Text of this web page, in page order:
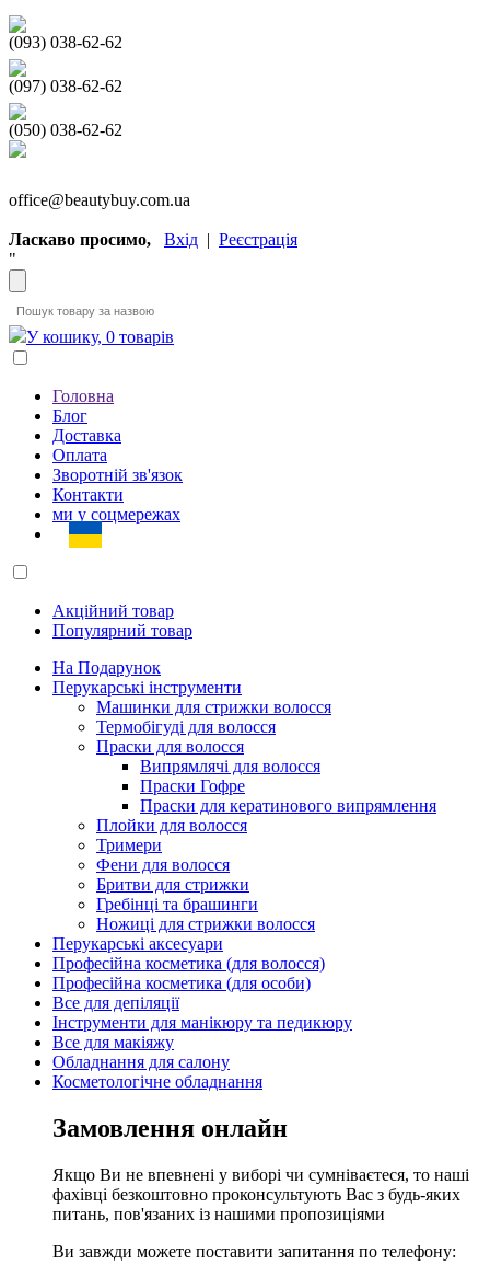
(093) 038-62-62
(097) 038-62-62
(050) 038-62-62
office@beautybuy.com.ua
Ласкаво просимо, Вхід | Реєстрація
"
У кошику, 0 товарів
Головна
Блог
Доставка
Оплата
Зворотній зв'язок
Контакти
ми у соцмережах
Акційний товар
Популярний товар
На Подарунок
Перукарські інструменти
Машинки для стрижки волосся
Термобігуді для волосся
Праски для волосся
Випрямлячі для волосся
Праски Гофре
Праски для кератинового випрямлення
Плойки для волосся
Тримери
Фени для волосся
Бритви для стрижки
Гребінці та брашинги
Ножиці для стрижки волосся
Перукарські аксесуари
Професійна косметика (для волосся)
Професійна косметика (для особи)
Все для депіляції
Інструменти для манікюру та педикюру
Все для макіяжу
Обладнання для салону
Косметологічне обладнання
Замовлення онлайн
Якщо Ви не впевнені у виборі чи сумніваєтеся, то наші
фахівці безкоштовно проконсультують Вас з будь-яких
питань, пов'язаних із нашими пропозиціями
Ви завжди можете поставити запитання по телефону: